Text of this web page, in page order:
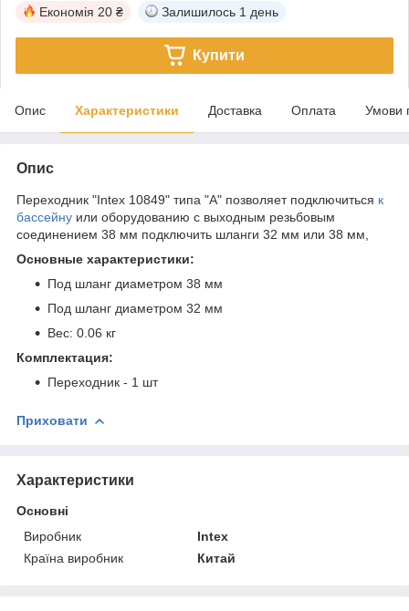
Економія 20 ₴ Залишилось 1 день
Купити
Опис Характеристики Доставка Оплата Умови
Опис
Переходник "Intex 10849" типа "А" позволяет подключиться к
бассейну или оборудованию с выходным резьбовым
соединением 38 мм подключить шланги 32 мм или 38 мм,
Основные характеристики:
Под шланг диаметром 38 мм
Под шланг диаметром 32 мм
Вес: 0.06 кг
Комплектация:
Переходник - 1 шт
Приховати
Характеристики
Основні
Виробник
Intex
Країна виробник
Китай